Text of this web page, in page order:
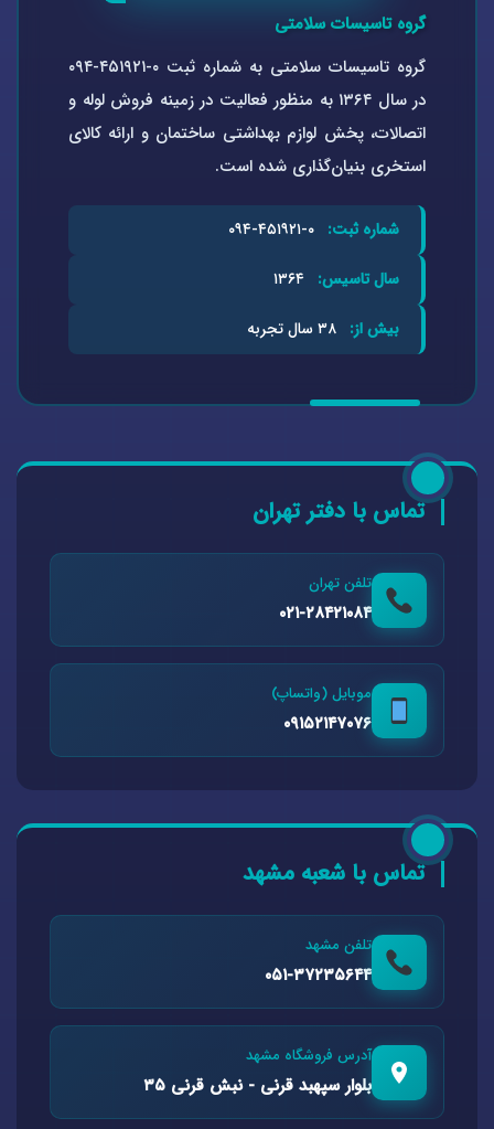
گروه تاسیسات سلامتی
گروه تاسیسات سلامتی به شماره ثبت ۰-۴۵۱۹۲۱-۰۹۴
در سال ۱۳۶۴ به منظور فعالیت در زمینه فروش لوله و
اتصالات، پخش لوازم بهداشتی ساختمان و ارائه کالای
استخری بنیان‌گذاری شده است.
شماره ثبت:
سال تاسیس:
بیش از:
تماس با دفتر تهران
تلفن تهران
۰۲۱-۲۸۴۲۱۰۸۴
موبایل (واتساپ)
۰۹۱۵۲۱۴۷۰۷۶
تماس با شعبه مشهد
تلفن مشهد
۰۵۱-۳۷۲۳۵۶۴۴
آدرس فروشگاه مشهد
بلوار سپهبد قرنی - نبش قرنی ۳۵